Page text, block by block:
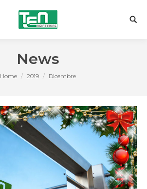
News
Home 2019 Dicembre